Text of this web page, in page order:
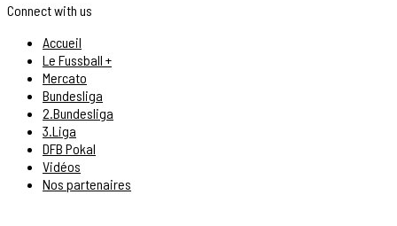
Connect with us
Accueil
Le Fussball +
Mercato
Bundesliga
2.Bundesliga
3.Liga
DFB Pokal
Vidéos
Nos partenaires